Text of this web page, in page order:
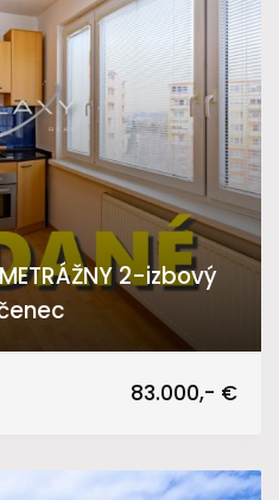
2-izbový
83.000,- €